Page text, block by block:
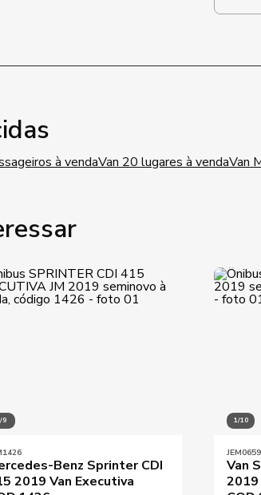
à vendaVan 20 lugares à vendaVan
9
Benz Sprinter CDI
2019 Van Executiva
1/10
JEM0659
Van
2019